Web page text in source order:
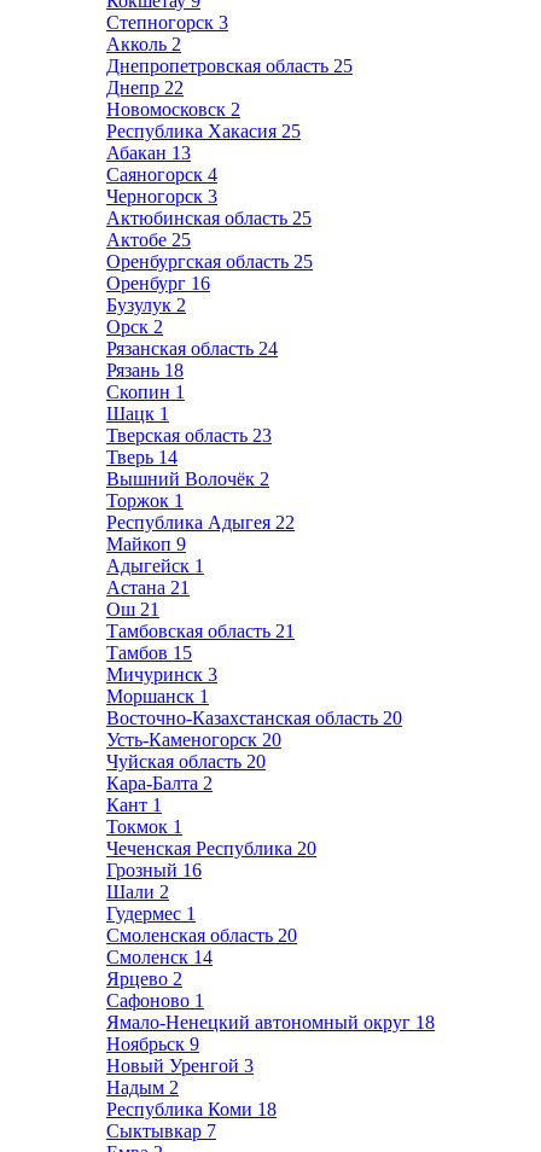
Степногорск 3
Акколь 2
Днепропетровская область 25
Днепр 22
Новомосковск 2
Республика Хакасия 25
Абакан 13
Саяногорск 4
Черногорск 3
Актюбинская область 25
Актобе 25
Оренбургская область 25
Оренбург 16
Бузулук 2
Орск 2
Рязанская область 24
Рязань 18
Скопин 1
Шацк 1
Тверская область 23
Тверь 14
Вышний Волочёк 2
Торжок 1
Республика Адыгея 22
Майкоп 9
Адыгейск 1
Астана 21
Ош 21
Тамбовская область 21
Тамбов 15
Мичуринск 3
Моршанск 1
Восточно-Казахстанская область 20
Усть-Каменогорск 20
Чуйская область 20
Кара-Балта 2
Кант 1
Токмок 1
Чеченская Республика 20
Грозный 16
Шали 2
Гудермес 1
Смоленская область 20
Смоленск 14
Ярцево 2
Сафоново 1
Ямало-Ненецкий автономный округ 18
Ноябрьск 9
Новый Уренгой 3
Надым 2
Республика Коми 18
Сыктывкар 7